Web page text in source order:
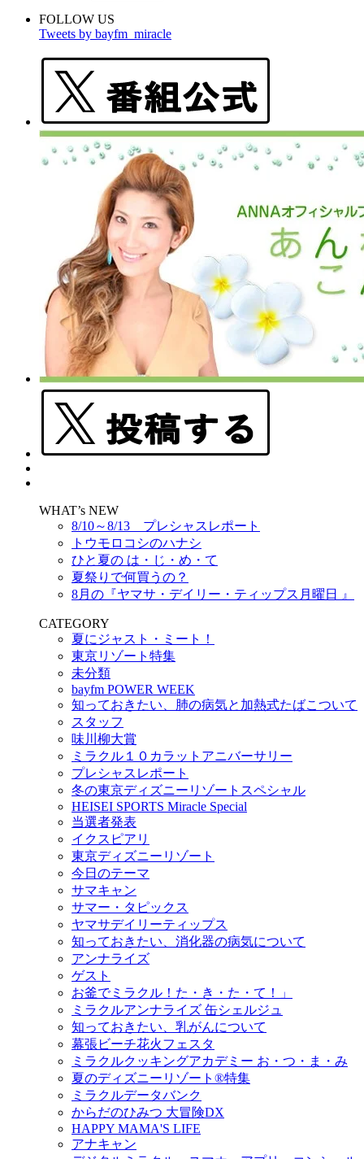
FOLLOW US
Tweets by bayfm_miracle
WHAT’s NEW
8/10～8/13 プレシャスレポート
トウモロコシのハナシ
ひと夏の は・じ・め・て
夏祭りで何買うの？
8月の『ヤマサ・デイリー・ティップス月曜日 』
CATEGORY
夏にジャスト・ミート！
東京リゾート特集
未分類
bayfm POWER WEEK
知っておきたい、肺の病気と加熱式たばこついて
スタッフ
味川柳大賞
ミラクル１０カラットアニバーサリー
プレシャスレポート
冬の東京ディズニーリゾートスペシャル
HEISEI SPORTS Miracle Special
当選者発表
イクスピアリ
東京ディズニーリゾート
今日のテーマ
サマキャン
サマー・タピックス
ヤマサデイリーティップス
知っておきたい、消化器の病気について
アンナライズ
ゲスト
お釜でミラクル！た・き・た・て！」
ミラクルアンナライズ 缶シェルジュ
知っておきたい、乳がんについて
幕張ビーチ花火フェスタ
ミラクルクッキングアカデミー お・つ・ま・み
夏のディズニーリゾート®特集
ミラクルデータバンク
からだのひみつ 大冒険DX
HAPPY MAMA'S LIFE
アナキャン